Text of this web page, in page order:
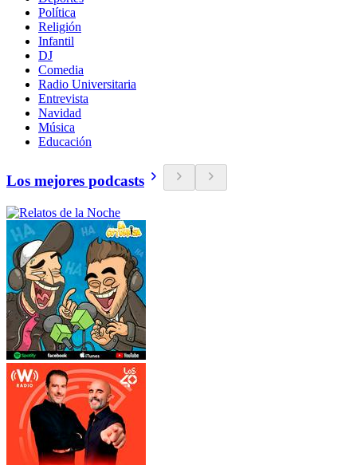
Política
Religión
Infantil
DJ
Comedia
Radio Universitaria
Entrevista
Navidad
Música
Educación
Los mejores podcasts